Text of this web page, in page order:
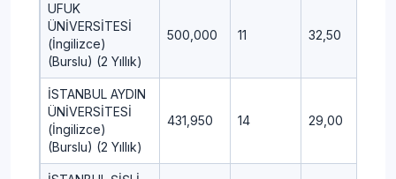
UFUK
ÜNİVERSİTESİ
(İngilizce)
(Burslu) (2 Yıllık)
500,000 11 32,50
İSTANBUL AYDIN
ÜNİVERSİTESİ
(İngilizce)
(Burslu) (2 Yıllık)
431,950 14 29,00